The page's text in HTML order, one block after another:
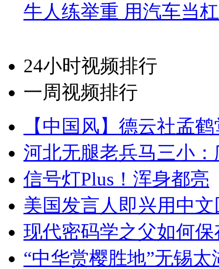
牛人练举重 用汽车当
24小时视频排行
一周视频排行
【中国风】德云社孟
河北无腿老兵马三小
信号灯Plus！浑身都亮
美国发言人即兴用中
现代密码学之父如何
“中华赏樱胜地”无锡